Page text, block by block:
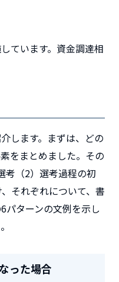
ています。資金調達相
します。まずは、どの
をまとめました。その
考（2）選考過程の初
それぞれについて、書
パターンの文例を示し
った場合